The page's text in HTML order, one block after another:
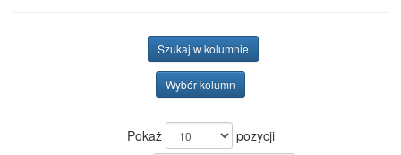
Szukaj w kolumnie
Wybór kolumn
Pokaż
pozycji